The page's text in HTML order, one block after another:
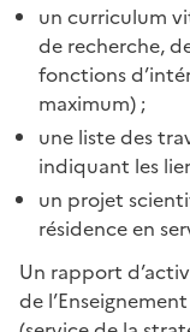
un curriculum
de recherche,
fonctions
maximum) ;
une liste des
indiquant les
un projet
résidence en
Un rapport
de